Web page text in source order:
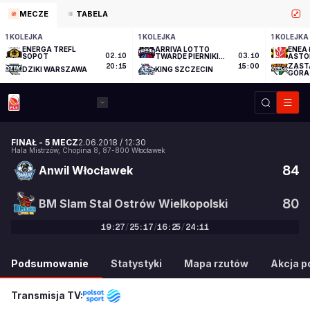
MECZE TABELA
1 KOLEJKA
ENERGA TREFL
SOPOT
DZIKI WARSZAWA
02.10
20:15
1 KOLEJKA
ARRIVA LOTTO
TWARDE PIERNIKI
KING SZCZECIN
03.10
15:00
1 KOLEJKA
ENEA
GÓRA
FINAŁ - 5 MECZ2.06.2018 / 12:30
Hala Mistrzów, Chopina 8 87-800 Włocławek
Anwil Włocławek 84
80
BM Slam Stal Ostrów Wielkopolski
19:27/25:17/16: 25/24:11
84:80
Podsumowanie Statystyki Mapa rzutów Akcja
Transmisja TV: